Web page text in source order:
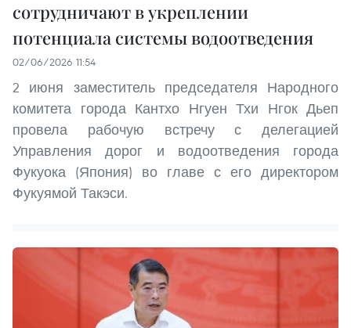
сотрудничают в укреплении
потенциала системы водоотведения
02/06/2026 11:54
2 июня заместитель председателя Народного
комитета города Кантхо Нгуен Тхи Нгок Дьеп
провела рабочую встречу с делегацией
Управления дорог и водоотведения города
Фукуока (Япония) во главе с его директором
Фукуямой Такэси.